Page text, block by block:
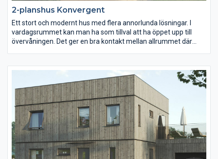
2-planshus Konvergent
Ett stort och modernt hus med flera annorlunda lösningar. I
vardagsrummet kan man ha som tillval att ha öppet upp till
övervåningen. Det ger en bra kontakt mellan allrummet där
användas som en barn-/ungdomsdel, om föräldrarna sover på